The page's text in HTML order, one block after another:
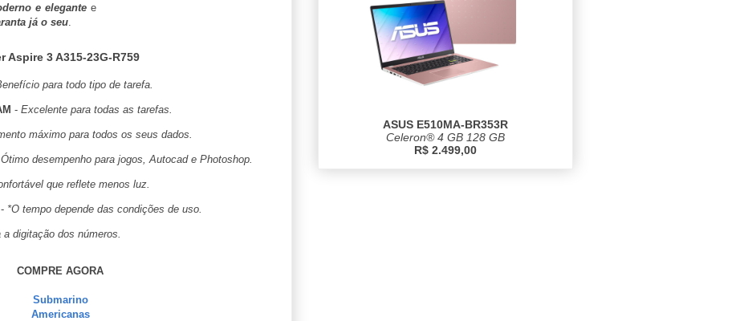
e elegantee
já o seu.
Aspire 3 A315-23G-R759
para todo tipo de tarefa.
- Excelente para todas as tarefas.
máximo para todos os seus dados.
Ótimo desempenho para jogos, Autocad e Photoshop.
que reflete menos luz.
*O tempo depende das condições de uso.
a digitação dos números.
COMPRE AGORA
Submarino
Americanas
ASUS E510MA-BR353R
Celeron® 4 GB 128 GB
R$ 2.499,00